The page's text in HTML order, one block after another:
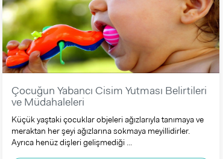
Çocuğun Yabancı Cisim Yutması Belirtileri
ve Müdahaleleri
Küçük yaştaki çocuklar objeleri ağızlarıyla tanımaya ve
meraktan her şeyi ağızlarına sokmaya meyillidirler.
Ayrıca henüz dişleri gelişmediği ...